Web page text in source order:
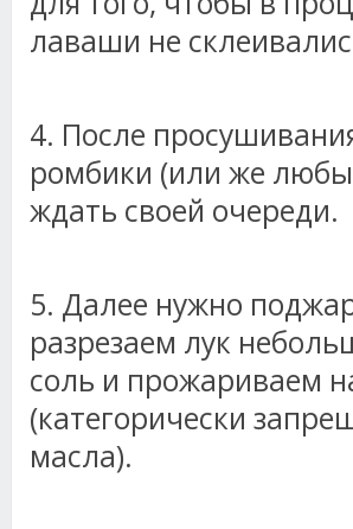
лаваши не
4. После
ромбики (или же
ждать своей очереди.
5. Далее нужно
разрезаем лук
соль и прожариваем
(категорически
масла).